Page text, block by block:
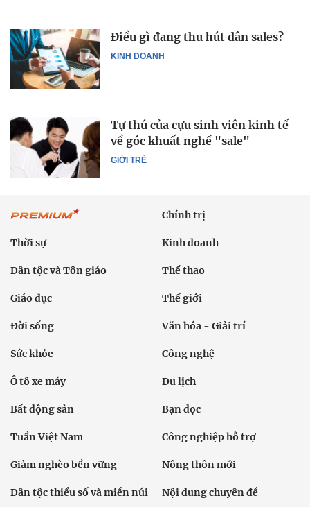
KINH DOANH
Điều gì đang thu hút dân sales?
GIỚI TRẺ
Tự thú của cựu sinh viên kinh tế
về góc khuất nghề "sale"
Chính trị
Thời sự Kinh doanh
Dân tộc và Tôn giáo Thể thao
Giáo dục Thế giới
Đời sống Văn hóa - Giải trí
Sức khỏe Công nghệ
Ô tô xe máy Du lịch
Bất động sản Bạn đọc
Tuần Việt Nam Công nghiệp hỗ trợ
Giảm nghèo bền vững Nông thôn mới
Dân tộc thiểu số và miền núi Nội dung chuyên đề